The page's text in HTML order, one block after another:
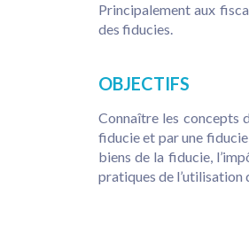
Principalement aux
des fiducies.
OBJECTIFS
Connaître les concepts
fiducie et par une
biens de la fiducie,
pratiques de